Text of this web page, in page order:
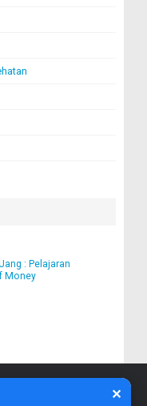
✕
: Pelajaran
Money